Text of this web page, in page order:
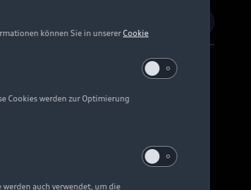
können Sie in unsererCookie
Cookies werden zur Optimierung
auch verwendet, um die
Digital Services Act